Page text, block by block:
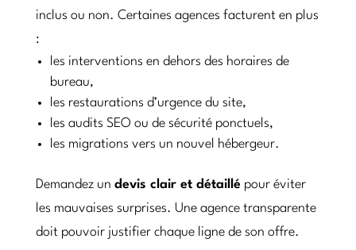
inclus ou non. Certaines agences facturent en plus
:
les interventions en dehors des horaires de
bureau,
les restaurations d’urgence du site,
les audits SEO ou de sécurité ponctuels,
les migrations vers un nouvel hébergeur.
Demandez un devis clair et détaillé pour éviter
les mauvaises surprises. Une agence transparente
doit pouvoir justifier chaque ligne de son offre.